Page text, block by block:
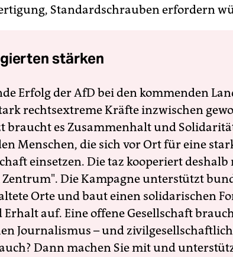
Standardschrauben erfordern
stärken
Erfolg der AfD bei den kommenden
rechtsextreme Kräfte inzwischen
braucht es Zusammenhalt und
Menschen, die sich vor Ort für eine
einsetzen. Die taz kooperiert deshalb
Die Kampagne unterstützt
Orte und baut einen solidarischen
Erhalt auf. Eine offene Gesellschaft
Journalismus – und
Dann machen Sie mit und